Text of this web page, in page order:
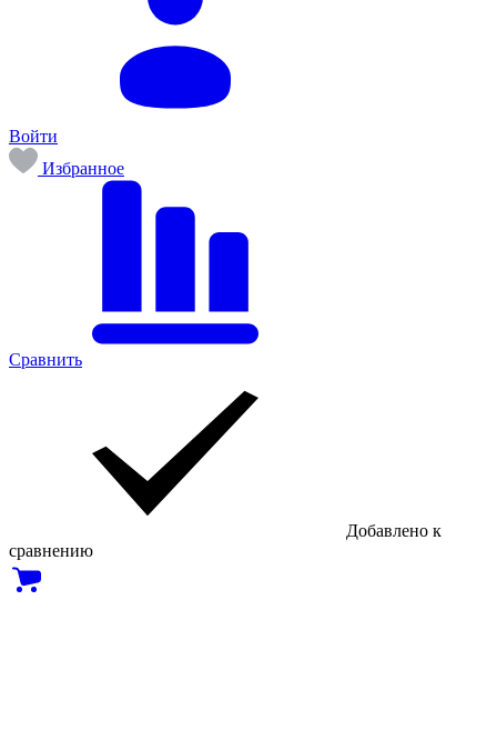
Войти
Избранное
Сравнить
Добавлено к
сравнению